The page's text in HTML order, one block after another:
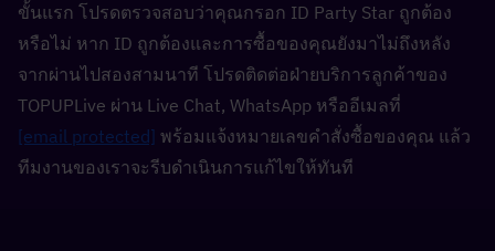
ขั้นแรก โปรดตรวจสอบว่าคุณกรอก ID Party Star ถูกต้อง
หรือไม่ หาก ID ถูกต้องและการซื้อของคุณยังมาไม่ถึงหลัง
จากผ่านไปสองสามนาที โปรดติดต่อฝ่ายบริการลูกค้าของ
[email protected] พร้อมแจ้งหมายเลขคำสั่งซื้อของคุณ แล้ว
ทีมงานของเราจะรีบดำเนินการแก้ไขให้ทันที